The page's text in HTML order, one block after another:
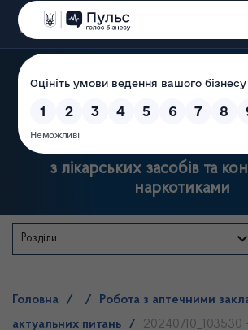
Державна служба
з лікарських засобів та
наркотиками
Розділи
Головна / /
Робота з аптечними
актуальних питань
/ 20240710_103530